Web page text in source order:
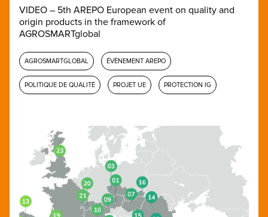
VIDEO – 5th AREPO European event on quality and
origin products in the framework of
AGROSMARTglobal
AGROSMARTGLOBAL ÉVÈNEMENT AREPO
POLITIQUE DE QUALITÉ PROJET UE PROTECTION IG